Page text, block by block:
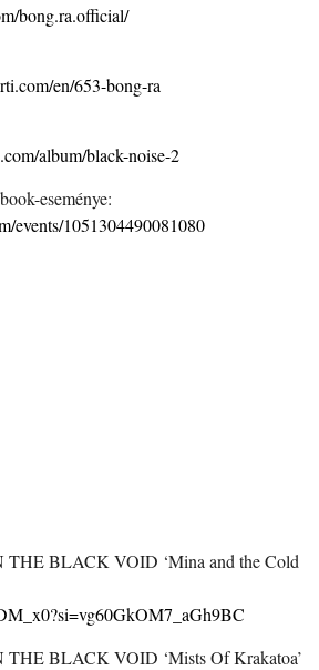
bong.ra.official/
en/653-bong-ra
album/black-noise-2
eseménye:
events/1051304490081080
BLACK VOID ‘Mina and the Cold
BLACK VOID ‘Mists Of Krakatoa’